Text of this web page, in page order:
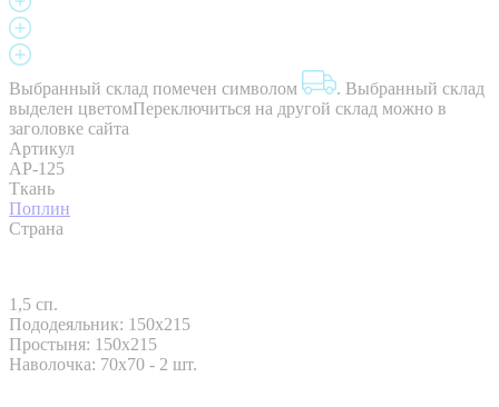
Выбранный склад помечен символом . Выбранный склад
выделен цветомПереключиться на другой склад можно в
заголовке сайта
Артикул
AP-125
Ткань
Поплин
Страна
1,5 сп.
Пододеяльник: 150x215
Простыня: 150x215
Наволочка: 70x70 - 2 шт.